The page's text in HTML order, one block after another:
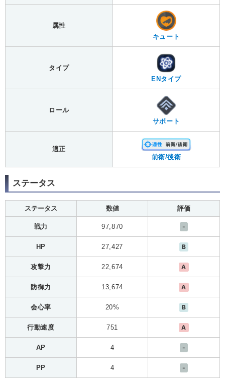
属性
キュート
タイプ
ENタイプ
ロール
サポート
適正
前衛/後衛
ステータス
ステータス 数値 評価
戦力 97,870 -
HP 27,427 B
攻撃力 22,674 A
防御力 13,674 A
会心率 20% B
行動速度 751 A
AP 4 -
PP 4 -